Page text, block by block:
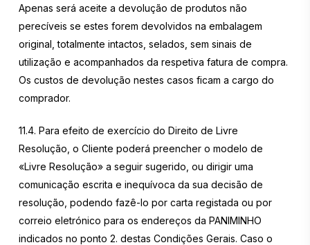
Apenas será aceite a devolução de produtos não
perecíveis se estes forem devolvidos na embalagem
original, totalmente intactos, selados, sem sinais de
utilização e acompanhados da respetiva fatura de compra.
Os custos de devolução nestes casos ficam a cargo do
comprador.
11.4. Para efeito de exercício do Direito de Livre
Resolução, o Cliente poderá preencher o modelo de
«Livre Resolução» a seguir sugerido, ou dirigir uma
comunicação escrita e inequívoca da sua decisão de
resolução, podendo fazê-lo por carta registada ou por
correio eletrónico para os endereços da PANIMINHO
indicados no ponto 2. destas Condições Gerais. Caso o